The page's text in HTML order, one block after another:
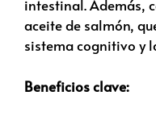
intestinal. Además,
aceite de salmón,
sistema cognitivo y
Beneficios clave: